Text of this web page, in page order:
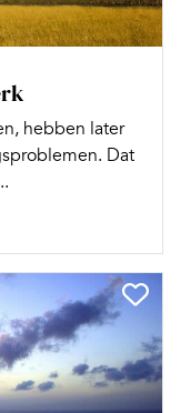
hebben later
Dat